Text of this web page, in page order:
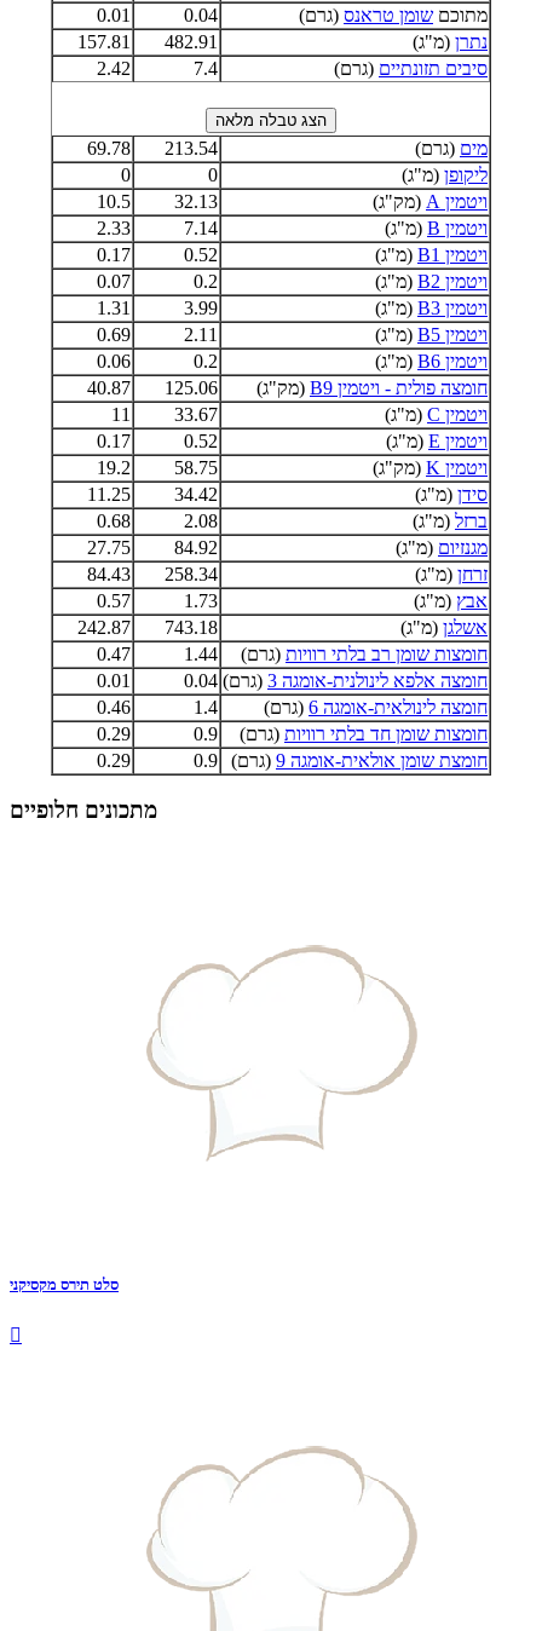
מתוכם שומן טראנס (גרם) 0.04
0.01
נתרן (מ"ג) 482.91
157.81
סיבים תזונתיים (גרם) 7.4
2.42
מים (גרם) 213.54
69.78
ליקופן (מ"ג) 0
0
ויטמין A
(מק"ג) 32.13
10.5
ויטמין B
(מ"ג) 7.14
2.33
ויטמין B1
(מ"ג) 0.52
0.17
ויטמין B2
(מ"ג) 0.2
0.07
ויטמין B3
(מ"ג) 3.99
1.31
ויטמין B5
(מ"ג) 2.11
0.69
ויטמין B6
(מ"ג) 0.2
0.06
חומצה פולית - ויטמין B9
(מק"ג) 125.06
40.87
ויטמין C
(מ"ג) 33.67
11
ויטמין E
(מ"ג) 0.52
0.17
ויטמין K
(מק"ג) 58.75
19.2
סידן (מ"ג) 34.42
11.25
ברזל (מ"ג) 2.08
0.68
מגנזיום (מ"ג) 84.92
27.75
זרחן (מ"ג) 258.34
84.43
אבץ (מ"ג) 1.73
0.57
אשלגן (מ"ג) 743.18
242.87
חומצות שומן רב בלתי רוויות (גרם) 1.44
0.47
חומצה אלפא לינולנית-אומגה 3
(גרם) 0.04
0.01
חומצה לינולאית-אומגה 6
(גרם) 1.4
0.46
חומצות שומן חד בלתי רוויות (גרם) 0.9
0.29
חומצת שומן אולאית-אומגה 9
(גרם) 0.9
0.29
מתכונים חלופיים
סלט תירס מקסיקני
